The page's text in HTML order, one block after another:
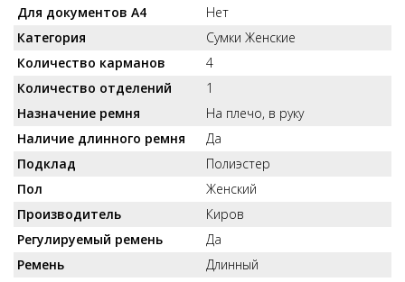
Для документов А4
Нет
Категория
Сумки Женские
Количество карманов
4
Количество отделений
1
Назначение ремня
На плечо, в руку
Наличие длинного ремня
Да
Подклад
Полиэстер
Пол
Женский
Производитель
Киров
Регулируемый ремень
Да
Ремень
Длинный